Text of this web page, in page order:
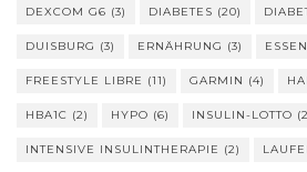
DEXCOM G6 (3) DIABETES (20)
DUISBURG (3) ERNÄHRUNG (3) ESSEN
FREESTYLE LIBRE (11) GARMIN (4)
HBA1C (2) HYPO (6) INSULIN-LOTTO
INTENSIVE INSULINTHERAPIE (2)